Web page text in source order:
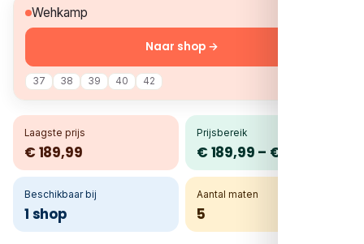
Wehkamp
37 38 39 40 42
Naar shop →
Laagste prijs
€ 189,99
Prijsbereik
€ 189,99 – € 189,99
Beschikbaar bij
1 shop
Aantal maten
5